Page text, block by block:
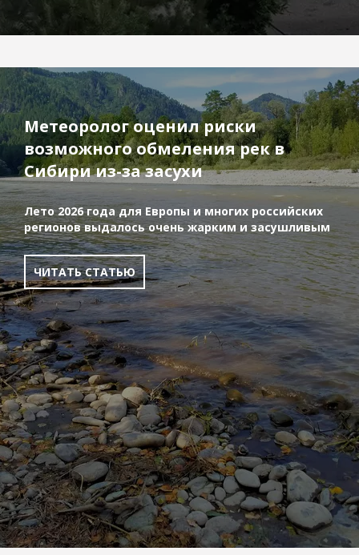
Метеоролог оценил риски
возможного обмеления рек в
Сибири из-за засухи
Лето 2026 года для Европы и многих российских
регионов выдалось очень жарким и засушливым
ЧИТАТЬ СТАТЬЮ